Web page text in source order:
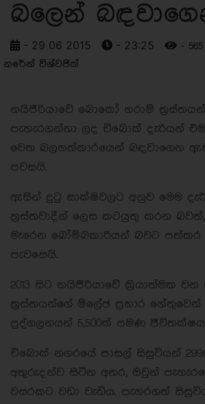
බලෙන්
- 29 06 2015 - 23:25 -
නරේන් විශ්වජිත්
නයිජීරියාවේ බොකෝ හරාම්
පැහැරගන්නා ලද චිබොක් දැරියන්
වෙත බලහත්කාරයෙන් බඳවාගෙන
පවසයි.
ඇසින් දුටු සාක්ෂිවලට අනුව මෙම
ත්‍රස්තවාදීන් ලෙස කටයුතු කරන
මැරෙන බෝම්බකාරියන් බවට
පැවසෙයි.
2013 සිට නයිජීරියාවේ ක්‍රියාත්මක
ත්‍රස්තයන්ගේ ම්ලේඡ ප්‍රහාර
පුද්ගලනයන් 5,500ක් පමණ
චිබොක් නගරයේ පාසල් සිසුවියන්
අතුරුදන්ව සිටින අතර, ඔවුන්
වසරකට වඩා වැඩිය. පැහරගත්